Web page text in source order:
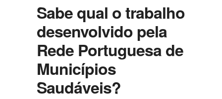
Sabe qual o trabalho
desenvolvido pela
Rede Portuguesa de
Municípios
Saudáveis?